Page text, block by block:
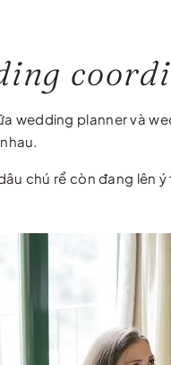
wedding planner và
chú rể còn đang